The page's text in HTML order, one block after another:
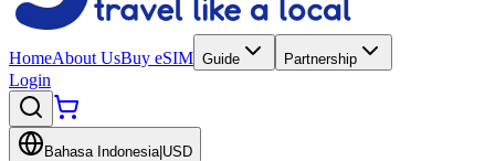
HomeAbout UsBuy eSIM Guide Partnership
Login
Bahasa Indonesia| USD